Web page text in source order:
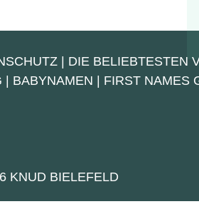
| DIE BELIEBTESTEN
BABYNAMEN FIRST NAMES
KNUD BIELEFELD